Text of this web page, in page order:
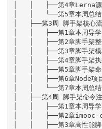
│   │   ├──第4章Lerna
│   │   └──第5章本周总
│   ├──第3周 脚手架核心
│   │   ├──第1章本周导
│   │   ├──第2章脚手架
│   │   ├──第3章脚手架
│   │   ├──第4章脚手架
│   │   ├──第5章脚手架
│   │   ├──第6章Node项
│   │   └──第7章本周总
│   ├──第4周 脚手架命令
│   │   ├──第1章本周导
│   │   ├──第2章
│   │   ├──第3章高性能